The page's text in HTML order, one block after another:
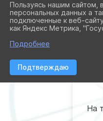
На
Пользуясь нашим сайтом,
персональных данных а
подключенные к веб-
как Яндекс Метрика,
Подробнее
Подтверждаю